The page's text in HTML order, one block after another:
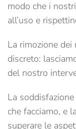
modo che i
all’uso e
La rimozione
discreto:
del nostro
La
che facciamo, e
superare le